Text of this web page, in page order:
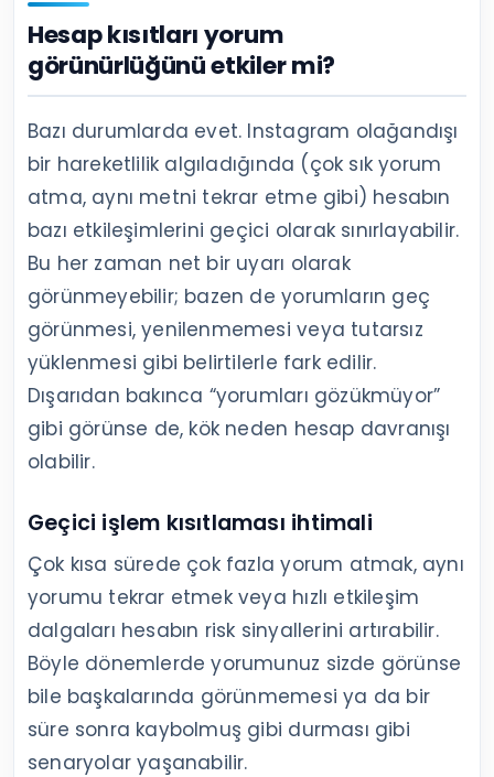
Hesap kısıtları yorum
görünürlüğünü etkiler mi?
Bazı durumlarda evet. Instagram olağandışı
bir hareketlilik algıladığında (çok sık yorum
atma, aynı metni tekrar etme gibi) hesabın
bazı etkileşimlerini geçici olarak sınırlayabilir.
Bu her zaman net bir uyarı olarak
görünmeyebilir; bazen de yorumların geç
görünmesi, yenilenmemesi veya tutarsız
yüklenmesi gibi belirtilerle fark edilir.
Dışarıdan bakınca “yorumları gözükmüyor”
gibi görünse de, kök neden hesap davranışı
olabilir.
Geçici işlem kısıtlaması ihtimali
Çok kısa sürede çok fazla yorum atmak, aynı
yorumu tekrar etmek veya hızlı etkileşim
dalgaları hesabın risk sinyallerini artırabilir.
Böyle dönemlerde yorumunuz sizde görünse
bile başkalarında görünmemesi ya da bir
süre sonra kaybolmuş gibi durması gibi
senaryolar yaşanabilir.